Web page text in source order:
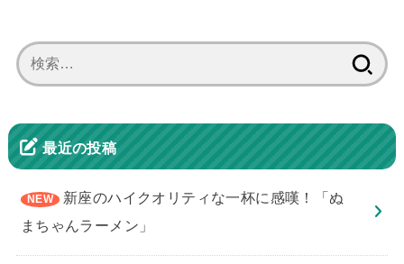
索:
最近の投稿
新座のハイクオリティな一杯に感嘆！「ぬ
まちゃんラーメン」